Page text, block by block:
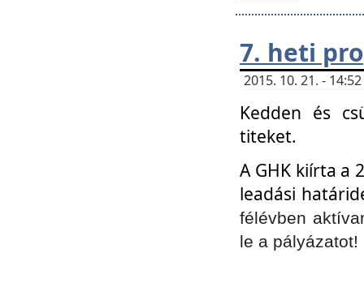
7. heti
2015. 10. 21. -
Kedden és
titeket.
A GHK kiírta a
leadási
félévben
le a pályázatot!